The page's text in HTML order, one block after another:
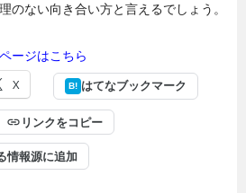
のない向き合い方と言えるでしょう。
ージはこちら
X B! はてなブックマーク
リンクをコピー
情報源に追加